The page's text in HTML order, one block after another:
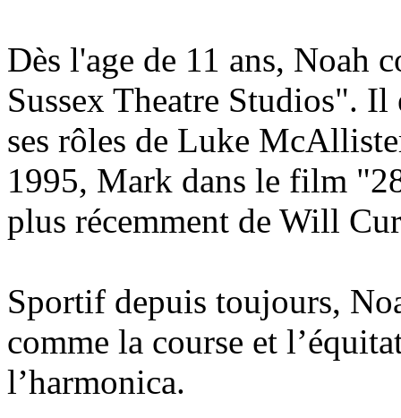
Dès l'age de 11 ans, Noah
Sussex Theatre Studios".
ses rôles de Luke
1995, Mark dans le film
plus récemment de Will
Sportif depuis toujours,
comme la course et
l’harmonica.